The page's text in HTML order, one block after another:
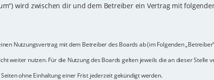
wird zwischen dir und dem Betreiber ein Vertrag mit
Nutzungsvertrag mit dem Betreiber des Boards ab (im Folgenden
weiter nutzen. Für die Nutzung des Boards gelten jeweils die an dieser Stelle
ohne Einhaltung einer Frist jederzeit gekündigt werden.